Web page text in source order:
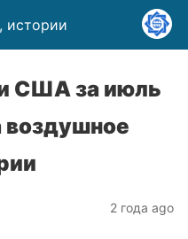
истории
США за июль
воздушное
2 года ago